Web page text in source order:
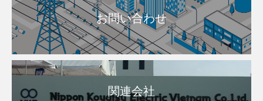
お問い合わせ
関連会社